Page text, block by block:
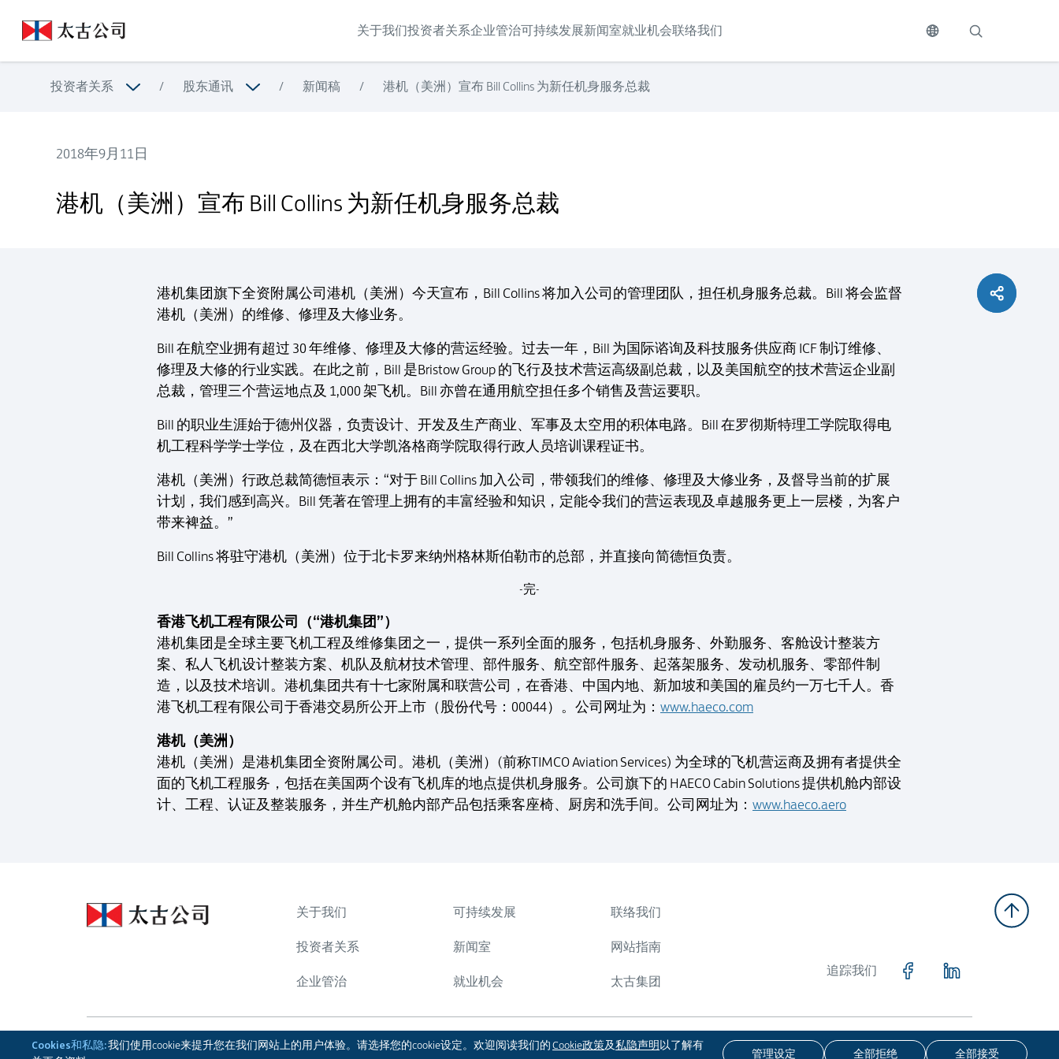
Cookies和私隐:我们使用cookie来提升您在我们网站上的用户体验。请选择您的cookie设定。欢迎阅读我们的Cookie政策及私隐声明 以了解有
管理设定 全部拒绝 全部接受
关于我们投资者关系企业管治可持续发展新闻室就业机会联络我们
投资者关系 / 股东通讯 / 新闻稿 / 港机（美洲）宣布 Bill Collins 为新任机身服务总裁
2018年9月11日
港机（美洲）宣布 Bill Collins 为新任机身服务总裁
港机集团旗下全资附属公司港机（美洲）今天宣布，Bill Collins 将加入公司的管理团队，担任机身服务总裁。Bill 将会监督
港机（美洲）的维修、修理及大修业务。
Bill 在航空业拥有超过 30 年维修、修理及大修的营运经验。过去一年，Bill 为国际谘询及科技服务供应商 ICF 制订维修、
修理及大修的行业实践。在此之前，Bill 是Bristow Group 的飞行及技术营运高级副总裁，以及美国航空的技术营运企业副
总裁，管理三个营运地点及 1,000 架飞机。Bill 亦曾在通用航空担任多个销售及营运要职。
Bill 的职业生涯始于德州仪器，负责设计、开发及生产商业、军事及太空用的积体电路。Bill 在罗彻斯特理工学院取得电
机工程科学学士学位，及在西北大学凯洛格商学院取得行政人员培训课程证书。
港机（美洲）行政总裁简德恒表示：“对于 Bill Collins 加入公司，带领我们的维修、修理及大修业务，及督导当前的扩展
计划，我们感到高兴。Bill 凭著在管理上拥有的丰富经验和知识，定能令我们的营运表现及卓越服务更上一层楼，为客户
带来裨益。”
Bill Collins 将驻守港机（美洲）位于北卡罗来纳州格林斯伯勒市的总部，并直接向简德恒负责。
-完-
香港飞机工程有限公司（“港机集团”）
港机集团是全球主要飞机工程及维修集团之一，提供一系列全面的服务，包括机身服务、外勤服务、客舱设计整装方
案、私人飞机设计整装方案、机队及航材技术管理、部件服务、航空部件服务、起落架服务、发动机服务、零部件制
造，以及技术培训。港机集团共有十七家附属和联营公司，在香港、中国内地、新加坡和美国的雇员约一万七千人。香
港飞机工程有限公司于香港交易所公开上市（股份代号：00044）。公司网址为： www.haeco.com
港机（美洲）
港机（美洲）是港机集团全资附属公司。港机（美洲）(前称TIMCO Aviation Services) 为全球的飞机营运商及拥有者提供全
面的飞机工程服务，包括在美国两个设有飞机库的地点提供机身服务。公司旗下的 HAECO Cabin Solutions 提供机舱内部设
计、工程、认证及整装服务，并生产机舱内部产品包括乘客座椅、厨房和洗手间。公司网址为： www.haeco.aero
追踪我们
关于我们
投资者关系
企业管治
可持续发展
新闻室
就业机会
联络我们
网站指南
太古集团
版权 © 2026 太古股份有限公司。本公司保留一切版权。 免责声明私隐政策COOKIE政策无障碍浏览